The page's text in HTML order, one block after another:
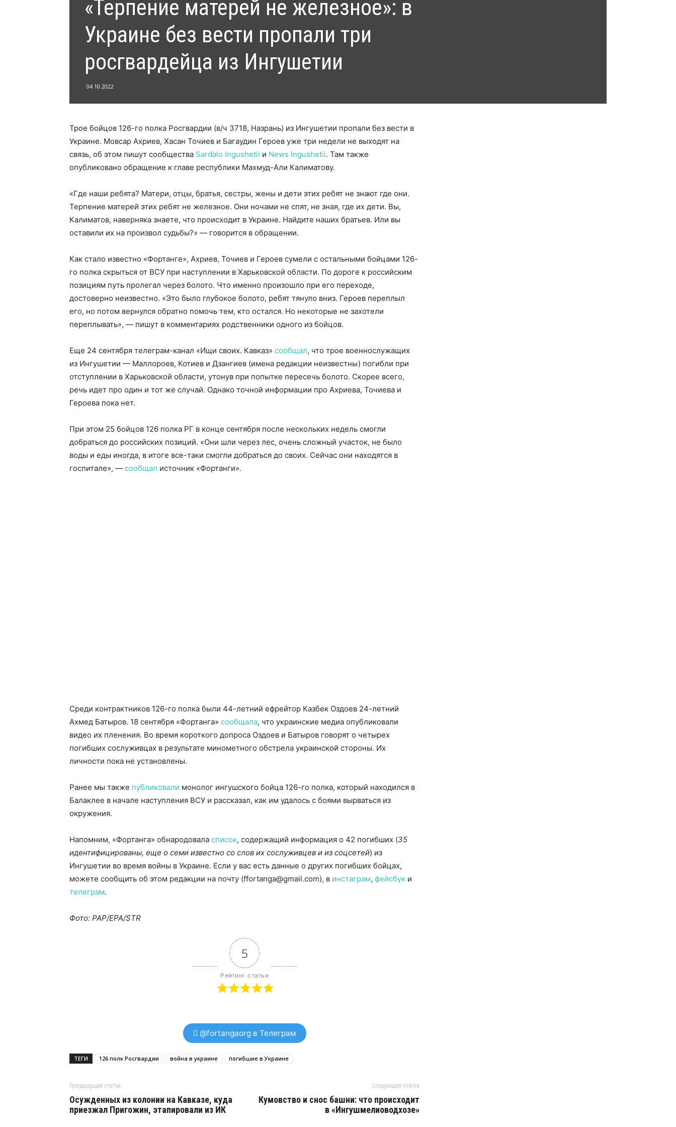
«Терпение матерей не железное»: в
Украине без вести пропали три
росгвардейца из Ингушетии
04.10.2022
Трое бойцов 126-го полка Росгвардии (в/ч 3718, Назрань) из Ингушетии пропали без вести в
Украине. Мовсар Ахриев, Хасан Точиев и Багаудин Героев уже три недели не выходят на
связь, об этом пишут сообщества Sardalo Ingushetii и News Ingushetii. Там также
опубликовано обращение к главе республики Махмуд-Али Калиматову.
«Где наши ребята? Матери, отцы, братья, сестры, жены и дети этих ребят не знают где они.
Терпение матерей этих ребят не железное. Они ночами не спят, не зная, где их дети. Вы,
Калиматов, наверняка знаете, что происходит в Украине. Найдите наших братьев. Или вы
оставили их на произвол судьбы?» — говорится в обращении.
Как стало известно «Фортанге», Ахриев, Точиев и Героев сумели с остальными бойцами 126-
го полка скрыться от ВСУ при наступлении в Харьковской области. По дороге к российским
позициям путь пролегал через болото. Что именно произошло при его переходе,
достоверно неизвестно. «Это было глубокое болото, ребят тянуло вниз. Героев переплыл
его, но потом вернулся обратно помочь тем, кто остался. Но некоторые не захотели
переплывать», — пишут в комментариях родственники одного из бойцов.
Еще 24 сентября телеграм-канал «Ищи своих. Кавказ» сообщал, что трое военнослужащих
из Ингушетии — Маллороев, Котиев и Дзангиев (имена редакции неизвестны) погибли при
отступлении в Харьковской области, утонув при попытке пересечь болото. Скорее всего,
речь идет про один и тот же случай. Однако точной информации про Ахриева, Точиева и
Героева пока нет.
При этом 25 бойцов 126 полка РГ в конце сентября после нескольких недель смогли
добраться до российских позиций. «Они шли через лес, очень сложный участок, не было
воды и еды иногда, в итоге все-таки смогли добраться до своих. Сейчас они находятся в
госпитале», — сообщал источник «Фортанги».
Cреди контрактников 126-го полка были 44-летний ефрейтор Казбек Оздоев 24-летний
Ахмед Батыров. 18 сентября «Фортанга» сообщала, что украинские медиа опубликовали
видео их пленения. Во время короткого допроса Оздоев и Батыров говорят о четырех
погибших сослуживцах в результате минометного обстрела украинской стороны. Их
личности пока не установлены.
Ранее мы также публиковали монолог ингушского бойца 126-го полка, который находился в
Балаклее в начале наступления ВСУ и рассказал, как им удалось с боями вырваться из
окружения.
Напомним, «Фортанга» обнародовала список, содержащий информация о 42 погибших (35
идентифицированы, еще о семи известно со слов их сослуживцев и из соцсетей) из
Ингушетии во время войны в Украине. Если у вас есть данные о других погибших бойцах,
можете сообщить об этом редакции на почту (ffortanga@gmail.com), в инстаграм, фейсбук и
телеграм.
Фото: PAP/EPA/STR
5
Рейтинг статьи
@fortangaorg в Телеграм
ТЕГИ 126 полк Росгвардии война в украине погибшие в Украине
Предыдущая статья
Осужденных из колонии на Кавказе, куда
приезжал Пригожин, этапировали из ИК
Следующая статья
Кумовство и снос башни: что происходит
в «Ингушмелиоводхозе»